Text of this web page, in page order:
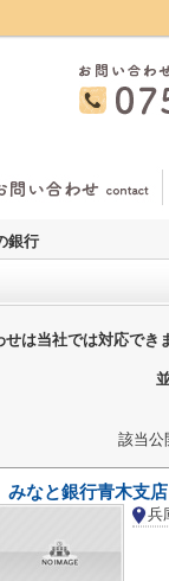
銀行
は当社では対応でき
該当公
みなと銀行青木支店
兵